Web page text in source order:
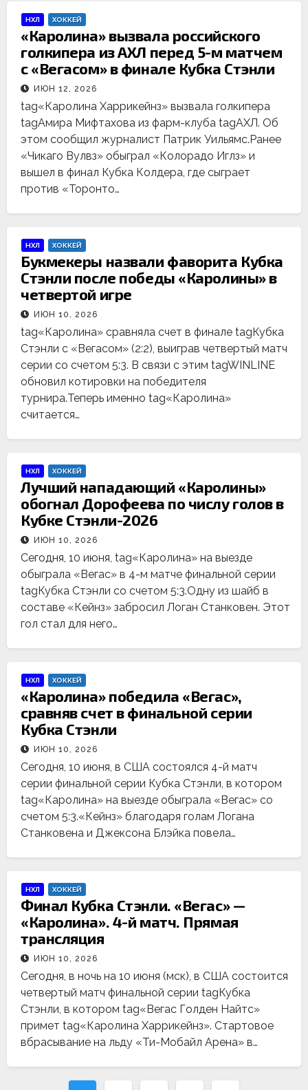
НХЛ ХОККЕЙ
«Каролина» вызвала российского
голкипера из АХЛ перед 5-м матчем
с «Вегасом» в финале Кубка Стэнли
ИЮН 12, 2026
tag«Каролина Харрикейнз» вызвала голкипера
tagАмира Мифтахова из фарм-клуба tagАХЛ. Об
этом сообщил журналист Патрик Уильямс.Ранее
«Чикаго Вулвз» обыграл «Колорадо Иглз» и
вышел в финал Кубка Колдера, где сыграет
против «Торонто…
НХЛ ХОККЕЙ
Букмекеры назвали фаворита Кубка
Стэнли после победы «Каролины» в
четвертой игре
ИЮН 10, 2026
tag«Каролина» сравняла счет в финале tagКубка
Стэнли с «Вегасом» (2:2), выиграв четвертый матч
серии со счетом 5:3. В связи с этим tagWINLINE
обновил котировки на победителя
турнира.Теперь именно tag«Каролина»
считается…
НХЛ ХОККЕЙ
Лучший нападающий «Каролины»
обогнал Дорофеева по числу голов в
Кубке Стэнли-2026
ИЮН 10, 2026
Сегодня, 10 июня, tag«Каролина» на выезде
обыграла «Вегас» в 4-м матче финальной серии
tagКубка Стэнли со счетом 5:3.Одну из шайб в
составе «Кейнз» забросил Логан Станковен. Этот
гол стал для него…
НХЛ ХОККЕЙ
«Каролина» победила «Вегас»,
сравняв счет в финальной серии
Кубка Стэнли
ИЮН 10, 2026
Сегодня, 10 июня, в США состоялся 4-й матч
серии финальной серии Кубка Стэнли, в котором
tag«Каролина» на выезде обыграла «Вегас» со
счетом 5:3.«Кейнз» благодаря голам Логана
Станковена и Джексона Блэйка повела…
НХЛ ХОККЕЙ
Финал Кубка Стэнли. «Вегас» —
«Каролина». 4-й матч. Прямая
трансляция
ИЮН 10, 2026
Сегодня, в ночь на 10 июня (мск), в США состоится
четвертый матч финальной серии tagКубка
Стэнли, в котором tag«Вегас Голден Найтс»
примет tag«Каролина Харрикейнз». Стартовое
вбрасывание на льду «Ти-Мобайл Арена» в…